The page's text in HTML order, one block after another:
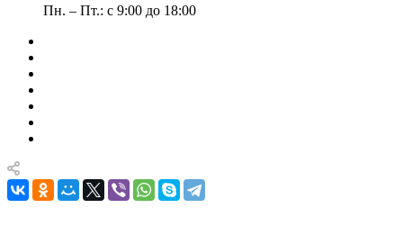
Пн. – Пт.: с 9:00 до 18:00